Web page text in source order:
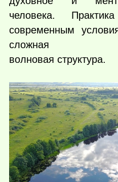
человека.
современным
сложная
волновая структура.